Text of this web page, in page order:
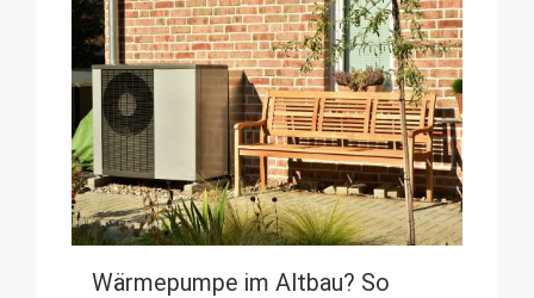
Wärmepumpe im Altbau? So